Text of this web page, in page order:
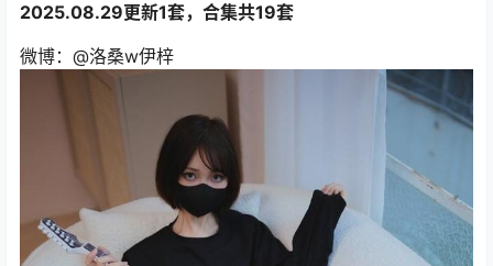
2025.08.29更新1套，合集共19套
微博：@洛桑w伊梓